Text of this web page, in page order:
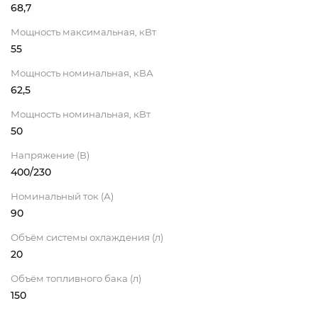
68,7
Мощность максимальная, кВт
55
Мощность номинальная, кВА
62,5
Мощность номинальная, кВт
50
Напряжение (В)
400/230
Номинальный ток (А)
90
Объём системы охлаждения (л)
20
Объём топливного бака (л)
150